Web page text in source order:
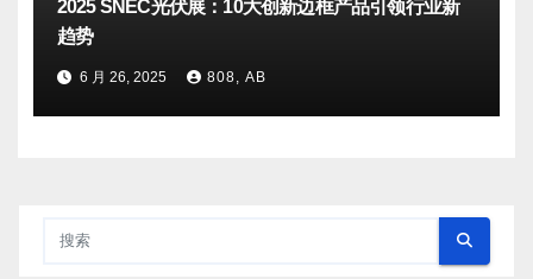
2025 SNEC光伏展：10大创新边框产品引领行业新
趋势
6 月 26, 2025 808, AB